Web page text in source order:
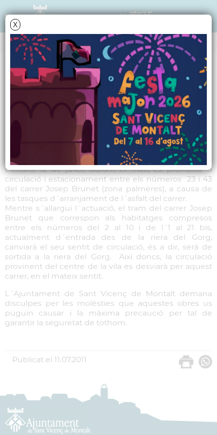
X
NOTÍCIES - ACTUALITAT
El dia 12 de juliol,
afectacions de trànsit
al c/ Josep Brunet
Dimarts 12 de juliol, durant el matí, es prohibirà la
circulació i estacionament entre els números 23 i 43
del carrer Josep Brunet (zona palmeres), a causa de
les tasques d´arranjament de l´asfalt del carrer.
Mentre s´allargui l´actuació, el tram del carrer Josep
Brunet que correspon als habitatges compresos
entre els números del 2 al 10 i de l´1 al 21 bis,
actualment d´entrada des de la riera del Gorg,
canviarà el seu sentit de circulació, és a dir, serà de
sortida a la riera del Gorg. Així doncs, la circulació
provinent del centre de la vila es desviarà per aquest
carrer, en el mateix sentit.
L´Ajuntament de Sant Vicenç de Montalt demana
disculpes per les molèsties que aquestes obres us
puguin causar i la màxima precaució per tal de
garantir la seguretat de tothom.
Publicat el 11.07.2011